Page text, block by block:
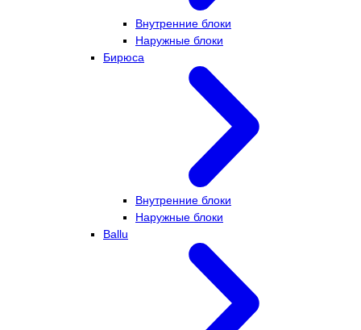
Внутренние блоки
Наружные блоки
Бирюса
Внутренние блоки
Наружные блоки
Ballu